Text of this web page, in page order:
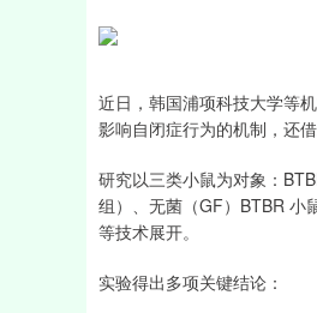
近日，韩国浦项科技大学等
影响自闭症行为的机制，还
研究以三类小鼠为对象：
组）、无菌（GF）BTBR 小
等技术展开。
实验得出多项关键结论：